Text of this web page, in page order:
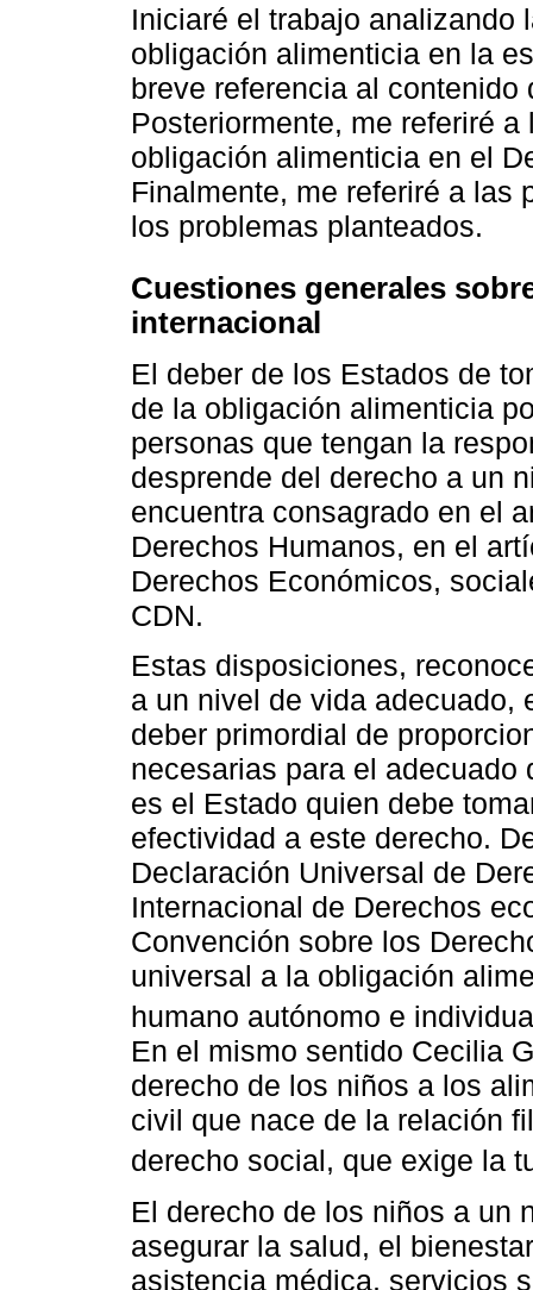
Iniciaré el trabajo analizando
obligación alimenticia en la
breve referencia al
Posteriormente, me referiré
obligación alimenticia en el
Finalmente, me referiré a las
los problemas planteados.
Cuestiones generales
internacional
El deber de los Estados de
de la obligación alimenticia
personas que tengan la
desprende del derecho a un
encuentra consagrado en el
Derechos Humanos, en el
Derechos Económicos,
CDN.
Estas disposiciones,
a un nivel de vida adecuado,
deber primordial de
necesarias para el
es el Estado quien debe
efectividad a este derecho.
Declaración Universal de
Internacional de Derechos
Convención sobre los
universal a la obligación
humano autónomo e
En el mismo sentido Cecilia
derecho de los niños a los
civil que nace de la relación
derecho social, que exige la
El derecho de los niños a un
asegurar la salud, el
asistencia médica, servicios